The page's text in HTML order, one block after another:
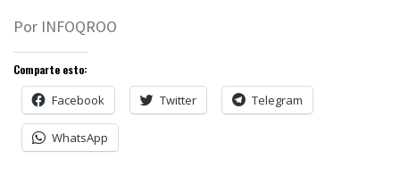
Por INFOQROO
Comparte esto:
Facebook Twitter Telegram
WhatsApp